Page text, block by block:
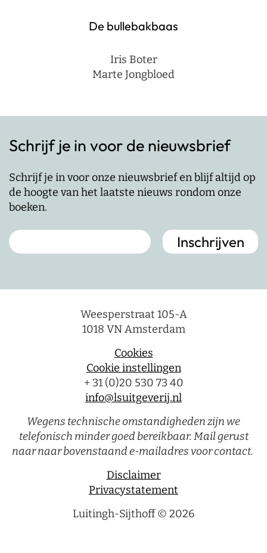
De bullebakbaas
Iris Boter
Marte Jongbloed
Schrijf je in voor de nieuwsbrief
Schrijf je in voor onze nieuwsbrief en blijf altijd op
de hoogte van het laatste nieuws rondom onze
boeken.
Weesperstraat 105-A
1018 VN Amsterdam
Cookies
Cookie instellingen
+ 31 (0)20 530 73 40
info@lsuitgeverij.nl
Wegens technische omstandigheden zijn we
telefonisch minder goed bereikbaar. Mail gerust
naar naar bovenstaand e-mailadres voor contact.
Disclaimer
Privacystatement
Luitingh-Sijthoff © 2026